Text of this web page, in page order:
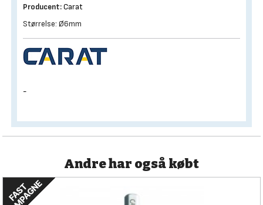
Producent:Carat
Størrelse: Ø6mm
-
Andre har også købt